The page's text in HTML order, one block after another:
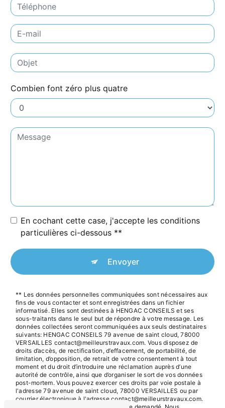
Combien font zéro plus quatre
En cochant cette case, j'accepte les conditions
particulières ci-dessous **
Envoyer
** Les données personnelles communiquées sont nécessaires aux
fins de vous contacter et sont enregistrées dans un fichier
informatisé. Elles sont destinées à HENGAC CONSEILS et ses
sous-traitants dans le seul but de répondre à votre message. Les
données collectées seront communiquées aux seuls destinataires
suivants: HENGAC CONSEILS 79 avenue de saint cloud, 78000
VERSAILLES contact@meilleurstravaux.com. Vous disposez de
droits d’accès, de rectification, d’effacement, de portabilité, de
limitation, d’opposition, de retrait de votre consentement à tout
moment et du droit d’introduire une réclamation auprès d’une
autorité de contrôle, ainsi que d’organiser le sort de vos données
post-mortem. Vous pouvez exercer ces droits par voie postale à
l'adresse 79 avenue de saint cloud, 78000 VERSAILLES ou par
courrier électronique à l'adresse contact@meilleurstravaux.com.